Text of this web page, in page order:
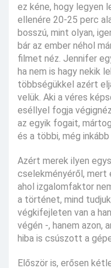
ez kéne, hogy legyen
ellenére 20-25 perc
bosszú, mint olyan,
bár az ember néhol
filmet néz. Jennifer
ha nem is hagy nekik
többségükkel azért
velük. Aki a véres
eséllyel fogja
az egyik fogait,
és a többi, még
Azért merek ilyen
cselekményéről, mert
ahol izgalomfaktor
a történet, mind
végkifejleten van a
végén -, hanem azon,
hiba is csúszott a
Először is, erősen